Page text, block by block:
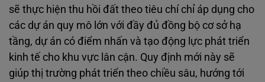
sẽ thực hiện thu hồi đất theo tiêu chí chỉ áp dụng cho
các dự án quy mô lớn với đầy đủ đồng bộ cơ sở hạ
tầng, dự án có điểm nhấn và tạo động lực phát triển
kinh tế cho khu vực lân cận. Quy định mới này sẽ
giúp thị trường phát triển theo chiều sâu, hướng tới